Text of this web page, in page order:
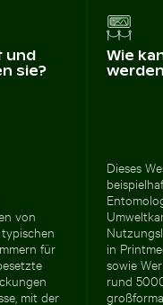
und
sie?
von
für
mit der
Wie
Dieses
in
sowie
rund